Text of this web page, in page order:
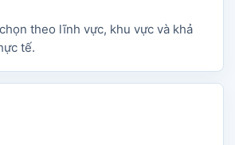
theo lĩnh vực, khu vực và khả
tế.